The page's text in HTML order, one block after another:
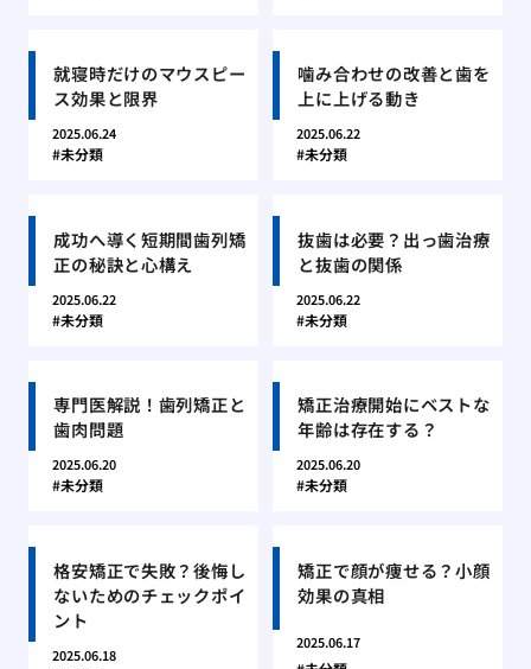
就寝時だけのマウスピー
ス効果と限界
2025.06.24
未分類
噛み合わせの改善と歯を
上に上げる動き
2025.06.22
未分類
成功へ導く短期間歯列矯
正の秘訣と心構え
2025.06.22
未分類
抜歯は必要？出っ歯治療
と抜歯の関係
2025.06.22
未分類
専門医解説！歯列矯正と
歯肉問題
2025.06.20
未分類
矯正治療開始にベストな
年齢は存在する？
2025.06.20
未分類
格安矯正で失敗？後悔し
ないためのチェックポイ
ント
2025.06.18
矯正で顔が痩せる？小顔
効果の真相
2025.06.17